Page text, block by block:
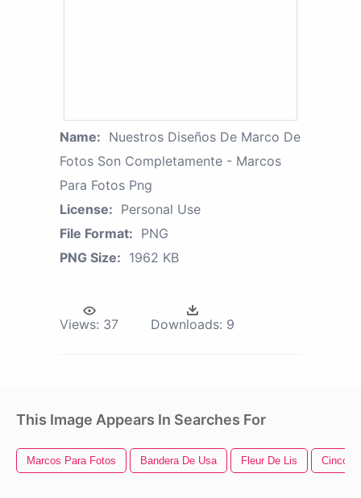
Name: Nuestros Diseños De Marco De
Fotos Son Completamente - Marcos
Para Fotos Png
License: Personal Use
File Format: PNG
PNG Size: 1962 KB
Views: 37 Downloads: 9
This Image Appears In Searches For
Marcos Para Fotos Bandera De Usa Fleur De Lis Cinco